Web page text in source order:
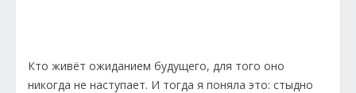
Кто живёт ожиданием будущего, для того оно
никогда не наступает. И тогда я поняла это: стыдно